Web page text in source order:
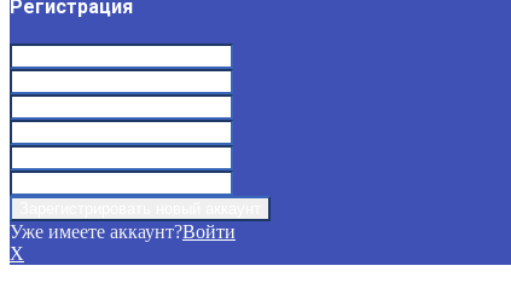
Регистрация
Уже имеете аккаунт?Войти
X